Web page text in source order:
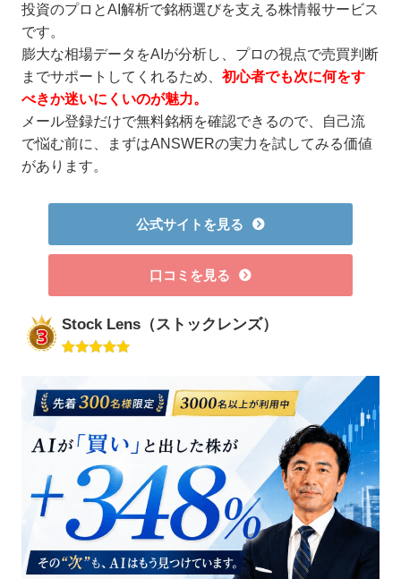
投資のプロとAI解析で銘柄選びを支える株情報サービス
です。
膨大な相場データをAIが分析し、プロの視点で売買判断
までサポートしてくれるため、初心者でも次に何をす
べきか迷いにくいのが魅力。
メール登録だけで無料銘柄を確認できるので、自己流
で悩む前に、まずはANSWERの実力を試してみる価値
があります。
公式サイトを見る
口コミを見る
Stock Lens（ストックレンズ）